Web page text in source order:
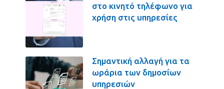
στο κινητό τηλέφωνο για
χρήση στις υπηρεσίες
Σημαντική αλλαγή για τα
ωράρια των δημοσίων
υπηρεσιών